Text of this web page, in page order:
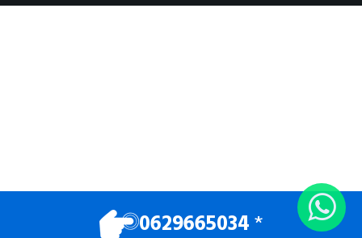
0629665034*